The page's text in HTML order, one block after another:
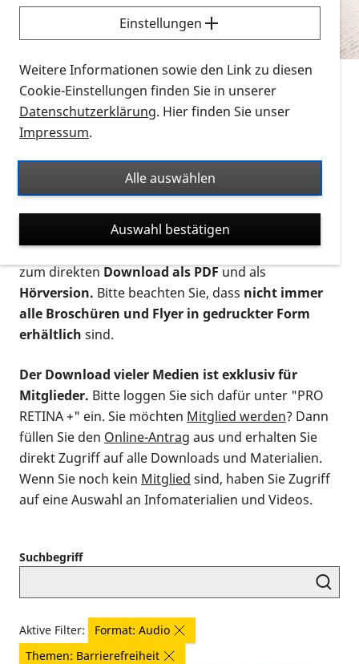
suchen und dieses bestellen bzw. herunterladen
können? Schauen Sie sich dieErklärvideos zum
Thema Infomaterial auf der PRO RETINA-Website
für blinde und sehbehinderte Menschen an.
Auf dieser Seite finden Sie sämtliches Infomaterial
Ort. Nutzen Sie den Formatfilter, um ausschließlich
nach Flyern und Broschüren, Audios oder Videos zu
suchen. Die meisten Flyer und Broschüren werden in
verschiedenen Formaten angeboten: zur
postalischen Bestellung als gedruckte Variante
zum direktenDownload als PDFund als
Hörversion. Bitte beachten Sie, dass nicht immer
alle Broschüren und Flyer in gedruckter Form
erhältlich sind.
Der Download vieler Medien ist exklusiv für
Mitglieder. Bitte loggen Sie sich dafür unter "PRO
RETINA +" ein. Sie möchten Mitglied werden? Dann
füllen Sie den Online-Antrag aus und erhalten Sie
direkt Zugriff auf alle Downloads und Materialien.
Wenn Sie noch kein Mitglied sind, haben Sie Zugriff
auf eine Auswahl an Infomaterialien und Videos.
Suchbegriff
Aktive Filter:
Format: Audio
Themen: Barrierefreiheit
Einstellungen
Weitere Informationen sowie den Link zu diesen
Cookie-Einstellungen finden Sie in unserer
Datenschutzerklärung. Hier finden Sie unser
Impressum.
Alle auswählen
Auswahl bestätigen